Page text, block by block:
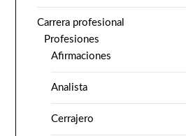
Carrera profesional
Profesiones
Afirmaciones
Analista
Cerrajero